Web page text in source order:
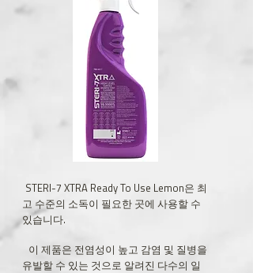
STERI-7 XTRA Ready To Use Lemon은 최
고 수준의 소독이 필요한 곳에 사용할 수
있습니다.
이 제품은 전염성이 높고 감염 및 질병을
유발할 수 있는 것으로 알려진 다수의 일